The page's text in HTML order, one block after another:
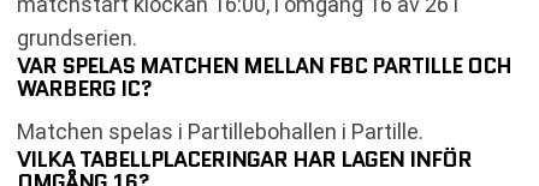
grundserien.
VAR SPELAS MATCHEN MELLAN FBC PARTILLE OCH
WARBERG IC?
Matchen spelas i Partillebohallen i Partille.
VILKA TABELLPLACERINGAR HAR LAGEN INFÖR